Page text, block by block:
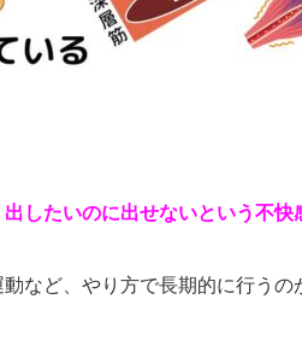
したいのに出せないという不快
など、やり方で長期的に行うの